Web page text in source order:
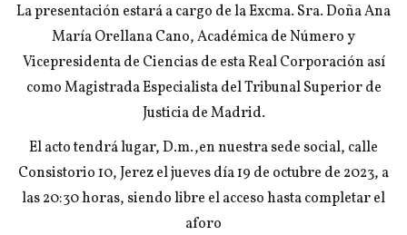
La presentación estará a cargo de la Excma. Sra. Doña Ana
María Orellana Cano, Académica de Número y
Vicepresidenta de Ciencias de esta Real Corporación así
como Magistrada Especialista del Tribunal Superior de
Justicia de Madrid.
El acto tendrá lugar, D.m.,en nuestra sede social, calle
Consistorio 10, Jerez el jueves día 19 de octubre de 2023, a
las 20:30 horas, siendo libre el acceso hasta completar el
aforo